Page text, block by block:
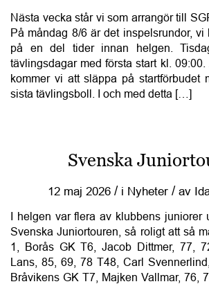
Nästa vecka står vi som arrangör till
På måndag 8/6 är det inspelsrundor, vi
på en del tider innan helgen.
tävlingsdagar med första start kl.
kommer vi att släppa på startförbudet
sista tävlingsboll. I och med detta […]
Svenska
12 maj 2026 / i Nyheter / av
I helgen var flera av klubbens juniorer
Svenska Juniortouren, så roligt att så
1, Borås GK T6, Jacob Dittmer, 77,
Lans, 85, 69, 78 T48, Carl
Bråvikens GK T7, Majken Vallmar, 76,